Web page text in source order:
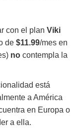
con el plan Viki
de $11.99/mes en
no contempla la
está
a América
en Europa o
a ella.